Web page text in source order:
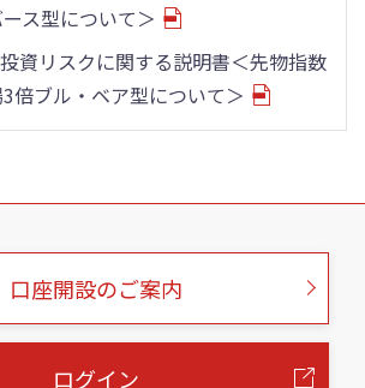
ス型について＞
資リスクに関する説明書＜先物指数
倍ブル・ベア型について＞
口座開設のご案内
ログイン